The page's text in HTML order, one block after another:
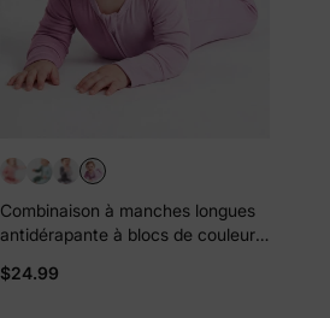
Combinaison à manches longues
antidérapante à blocs de couleur,
couleur bambou, pour bébé
$24.99